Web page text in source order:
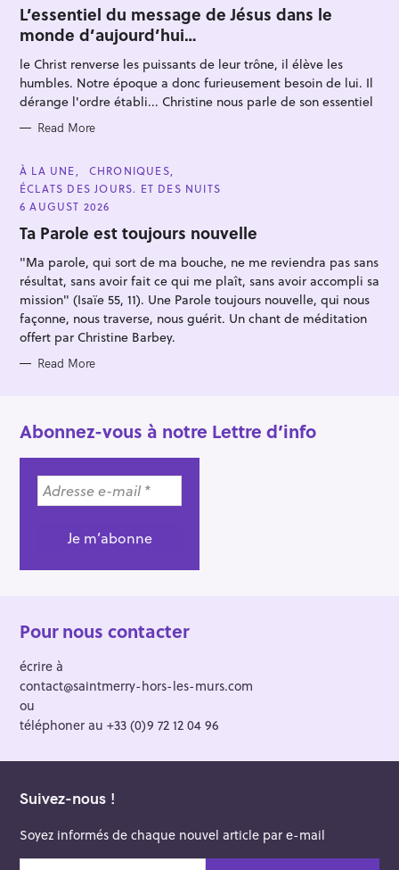
T
E
G
O
R
I
E
S
L’essentiel du message de Jésus dans le
monde d’aujourd’hui…
le Christ renverse les puissants de leur trône, il élève les
humbles. Notre époque a donc furieusement besoin de lui. Il
dérange l'ordre établi... Christine nous parle de son essentiel
Read More
C
A
T
E
G
O
R
E
À LA UNE
CHRONIQUES
ÉCLATS DES JOURS. ET DES NUITS
6 AUGUST 2026
Ta Parole est toujours nouvelle
"Ma parole, qui sort de ma bouche, ne me reviendra pas sans
résultat, sans avoir fait ce qui me plaît, sans avoir accompli sa
mission" (Isaïe 55, 11). Une Parole toujours nouvelle, qui nous
façonne, nous traverse, nous guérit. Un chant de méditation
offert par Christine Barbey.
Read More
Abonnez-vous à notre Lettre d’info
Pour nous contacter
écrire à
contact@saintmerry-hors-les-murs.com
ou
téléphoner au +33 (0)9 72 12 04 96
Suivez-nous !
Soyez informés de chaque nouvel article par e-mail